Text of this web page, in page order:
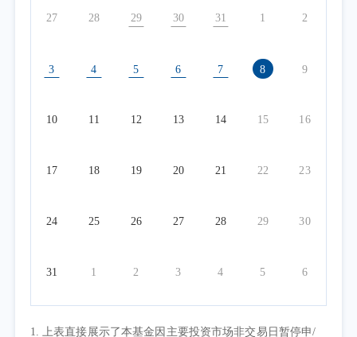
27 28 29 30 31 1 2
3 4 5 6 7 8 9
10 11 12 13 14 15 16
17 18 19 20 21 22 23
24 25 26 27 28 29 30
31 1 2 3 4 5 6
1. 上表直接展示了本基金因主要投资市场非交易日暂停申/